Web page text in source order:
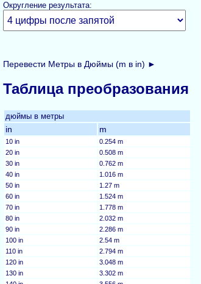
Округление результата:
Перевести Метры в Дюймы (m в in) ►
Таблица преобразования
дюймы в метры
in m
10 in
0.254 m
20 in
0.508 m
30 in
0.762 m
40 in
1.016 m
50 in
1.27 m
60 in
1.524 m
70 in
1.778 m
80 in
2.032 m
90 in
2.286 m
100 in
2.54 m
110 in
2.794 m
120 in
3.048 m
130 in
3.302 m